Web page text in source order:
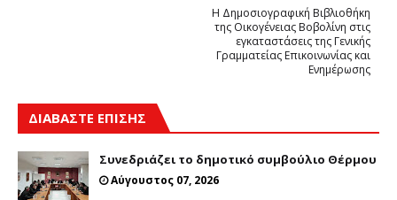
Η Δημοσιογραφική Βιβλιοθήκη
της Οικογένειας Βοβολίνη στις
εγκαταστάσεις της Γενικής
Γραμματείας Επικοινωνίας και
Ενημέρωσης
ΔΙΑΒΑΣΤΕ ΕΠΙΣΗΣ
Συνεδριάζει το δημοτικό συμβούλιο Θέρμου
Αύγουστος 07, 2026